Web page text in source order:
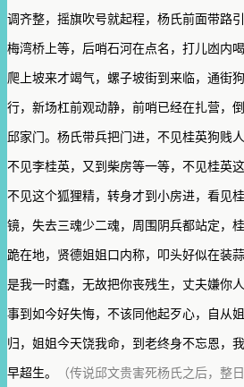
调齐整，摇旗吹号就起程，杨氏前面带路
梅湾桥上等，后哨石河在点名，打儿凼内
爬上坡来才竭气，螺子坡街到来临，通街
行，新场杠前观动静，前哨已经在扎营，
邱家门。杨氏带兵把门进，不见桂英狗贱
不见李桂英，又到柴房等一等，不见桂英
不见这个狐狸精，转身才到小房进，看见
镜，失去三魂少二魂，周围阴兵都站定，
跪在地，贤德姐姐口内称，叩头好似在装
是我一时蠢，无故把你丧残生，丈夫嫌你
事到如今好失悔，不该同他起歹心，自从
归，姐姐今天饶我命，到老终身不忘恩，
早超生。 （传说邱文贵害死杨氏之后，整